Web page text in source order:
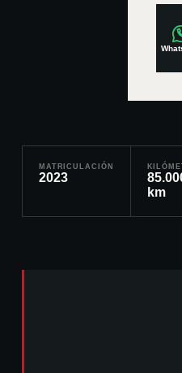
MATRICULACIÓN
2023
km